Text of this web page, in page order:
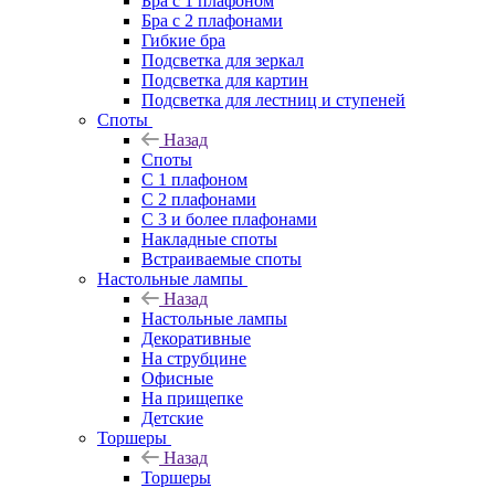
Бра с 2 плафонами
Гибкие бра
Подсветка для зеркал
Подсветка для картин
Подсветка для лестниц и ступеней
Споты
Назад
Споты
С 1 плафоном
С 2 плафонами
С 3 и более плафонами
Накладные споты
Встраиваемые споты
Настольные лампы
Назад
Настольные лампы
Декоративные
На струбцине
Офисные
На прищепке
Детские
Торшеры
Назад
Торшеры